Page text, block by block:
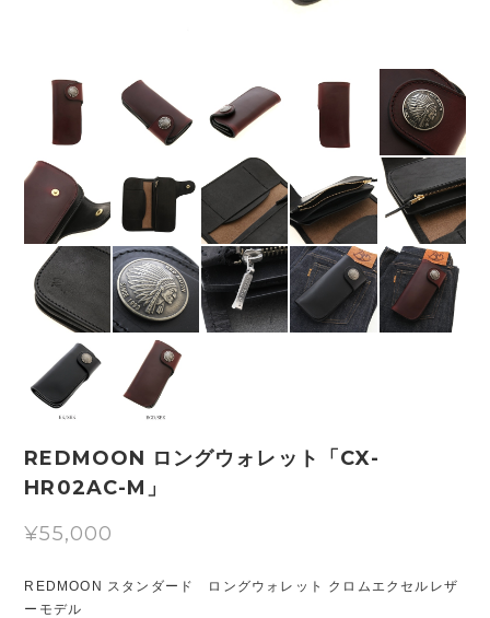
REDMOON ロングウォレット「CX-
HR02AC-M」
¥55,000
REDMOON スタンダード ロングウォレット クロムエクセルレザ
ーモデル